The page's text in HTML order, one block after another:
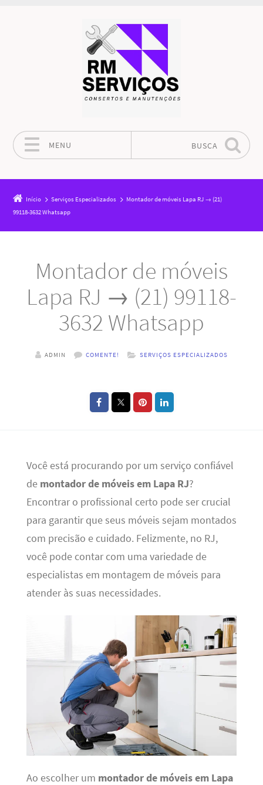
MENU BUSCA
Início Serviços Especializados
Montador de móveis Lapa RJ → (21)
99118-3632 Whatsapp
Montador de móveis
Lapa RJ → (21) 99118-
3632 Whatsapp
ADMIN COMENTE! SERVIÇOS ESPECIALIZADOS
Você está procurando por um serviço confiável
de montador de móveis em Lapa RJ?
Encontrar o profissional certo pode ser crucial
para garantir que seus móveis sejam montados
com precisão e cuidado. Felizmente, no RJ,
você pode contar com uma variedade de
especialistas em montagem de móveis para
atender às suas necessidades.
Ao escolher um montador de móveis em Lapa